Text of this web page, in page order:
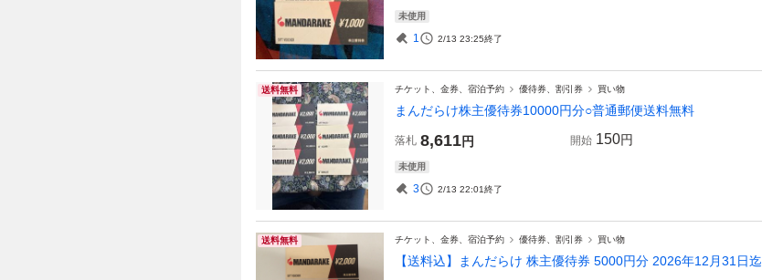
未使用
1 2/13 23:25終了
送料無料 チケット、金券、宿泊予約 優待券、割引券 買い物
まんだらけ株主優待券10000円分○普通郵便送料無料
落札 8,611円 開始 150円
未使用
3 2/13 22:01終了
送料無料 チケット、金券、宿泊予約 優待券、割引券 買い物
【送料込】まんだらけ 株主優待券 5000円分 2026年12月31日迄